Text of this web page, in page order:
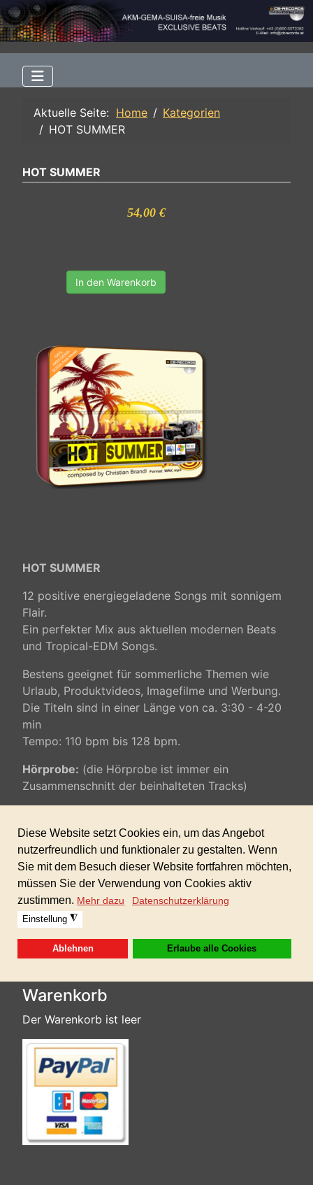
Aktuelle Seite: Home
Kategorien
HOT SUMMER
HOT SUMMER
54,00 €
In den Warenkorb
HOT SUMMER
12 positive energiegeladene Songs mit sonnigem
Flair.
Ein perfekter Mix aus aktuellen modernen Beats
und Tropical-EDM Songs.
Bestens geeignet für sommerliche Themen wie
Urlaub, Produktvideos, Imagefilme und Werbung.
Die Titeln sind in einer Länge von ca. 3:30 - 4-20
min
Tempo: 110 bpm bis 128 bpm.
Hörprobe: (die Hörprobe ist immer ein
Zusammenschnitt der beinhalteten Tracks)
Inkl. gewerblicher Lizenz für alle Ihre Projekte.
Keine weiteren Folgekosten!
Sofortdownload nach erhaltener Zahlung. Format:
Warenkorb
Der Warenkorb ist leer